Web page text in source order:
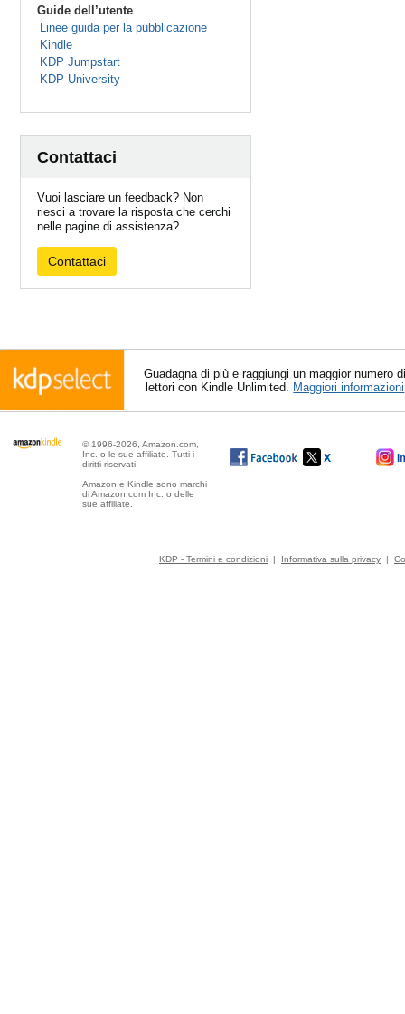
Guide dell’utente
Linee guida per la pubblicazione
Kindle
KDP Jumpstart
KDP University
Contattaci
Vuoi lasciare un feedback? Non
riesci a trovare la risposta che cerchi
nelle pagine di assistenza?
Contattaci
Guadagna di più e raggiungi un maggior numero
lettori con Kindle Unlimited. Maggiori informazioni
© 1996-2026, Amazon.com,
Inc. o le sue affiliate. Tutti i
diritti riservati.
Amazon e Kindle sono marchi
di Amazon.com Inc. o delle
sue affiliate.
KDP - Termini e condizioni | Informativa sulla privacy |